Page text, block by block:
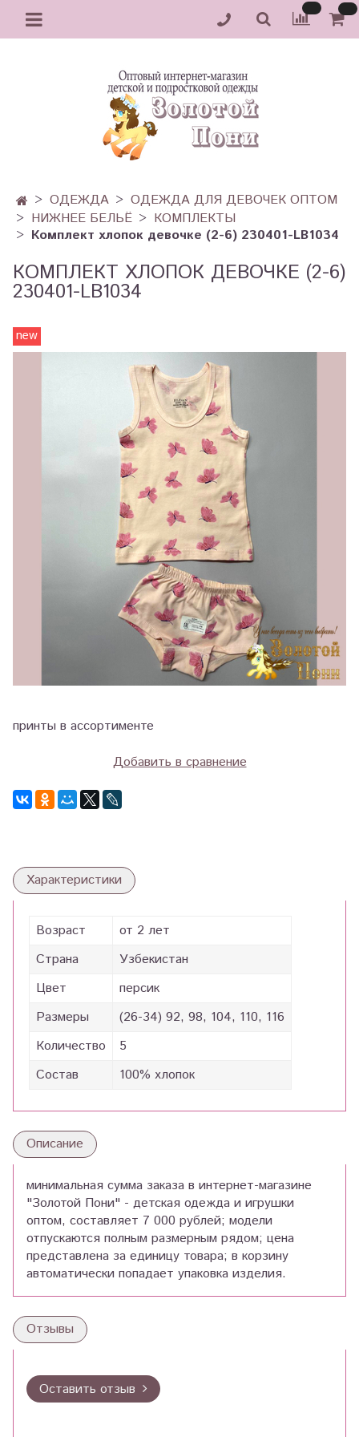
ОДЕЖДА
ОДЕЖДА ДЛЯ ДЕВОЧЕК ОПТОМ
НИЖНЕЕ БЕЛЬЁ
КОМПЛЕКТЫ
Комплект хлопок девочке (2-6) 230401-LB1034
КОМПЛЕКТ ХЛОПОК ДЕВОЧКЕ (2-6)
230401-LB1034
new
принты в ассортименте
Добавить в сравнение
Характеристики
Возраст
от 2 лет
Страна
Узбекистан
Цвет
персик
Размеры
(26-34) 92, 98, 104, 110, 116
Количество
5
Состав
100% хлопок
Описание
минимальная сумма заказа в интернет-магазине
"Золотой Пони" - детская одежда и игрушки
оптом, составляет 7 000 рублей; модели
отпускаются полным размерным рядом; цена
представлена за единицу товара; в корзину
автоматически попадает упаковка изделия.
Отзывы
Оставить отзыв